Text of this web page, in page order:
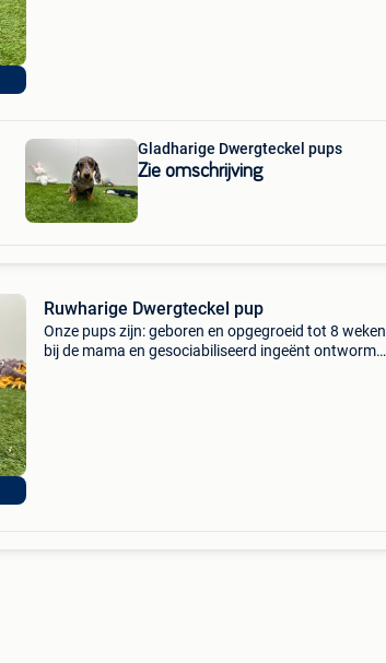
Gladharige Dwergteckel pups
Zie omschrijving
Ruwharige Dwergteckel pup
Onze pups zijn: geboren en opgegroeid tot 8 weken
bij de mama en gesociabiliseerd ingeënt ontwormd